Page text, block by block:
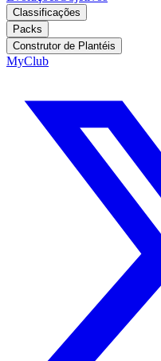
Classificações
Packs
Construtor de Plantéis
MyClub